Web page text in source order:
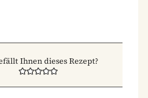
Ihnen dieses Rezept?